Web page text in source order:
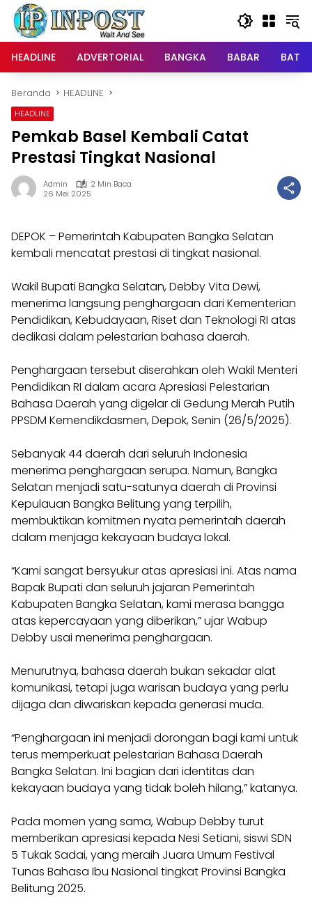
Langsung
konten
HEADLINE
ADVERTORIAL BANGKA BABAR
Beranda HEADLINE
HEADLINE
Pemkab Basel Kembali Catat
Prestasi Tingkat Nasional
Admin
2 Min Baca
26 Mei 2025
DEPOK – Pemerintah Kabupaten Bangka Selatan
kembali mencatat prestasi di tingkat nasional.
Wakil Bupati Bangka Selatan, Debby Vita Dewi,
menerima langsung penghargaan dari Kementerian
Pendidikan, Kebudayaan, Riset dan Teknologi RI atas
dedikasi dalam pelestarian bahasa daerah.
Penghargaan tersebut diserahkan oleh Wakil Menteri
Pendidikan RI dalam acara Apresiasi Pelestarian
Bahasa Daerah yang digelar di Gedung Merah Putih
PPSDM Kemendikdasmen, Depok, Senin (26/5/2025).
Sebanyak 44 daerah dari seluruh Indonesia
menerima penghargaan serupa. Namun, Bangka
Selatan menjadi satu-satunya daerah di Provinsi
Kepulauan Bangka Belitung yang terpilih,
membuktikan komitmen nyata pemerintah daerah
dalam menjaga kekayaan budaya lokal.
“Kami sangat bersyukur atas apresiasi ini. Atas nama
Bapak Bupati dan seluruh jajaran Pemerintah
Kabupaten Bangka Selatan, kami merasa bangga
atas kepercayaan yang diberikan,” ujar Wabup
Debby usai menerima penghargaan.
Menurutnya, bahasa daerah bukan sekadar alat
komunikasi, tetapi juga warisan budaya yang perlu
dijaga dan diwariskan kepada generasi muda.
“Penghargaan ini menjadi dorongan bagi kami untuk
terus memperkuat pelestarian Bahasa Daerah
Bangka Selatan. Ini bagian dari identitas dan
kekayaan budaya yang tidak boleh hilang,” katanya.
Pada momen yang sama, Wabup Debby turut
memberikan apresiasi kepada Nesi Setiani, siswi SDN
5 Tukak Sadai, yang meraih Juara Umum Festival
Tunas Bahasa Ibu Nasional tingkat Provinsi Bangka
Belitung 2025.